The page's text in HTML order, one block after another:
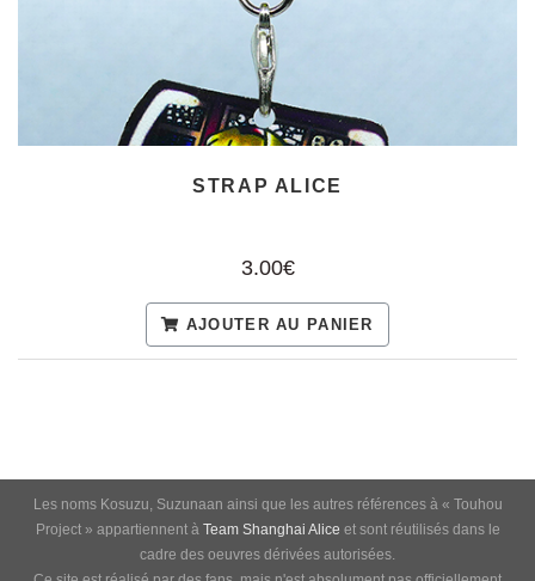
STRAP ALICE
3.00€
AJOUTER AU PANIER
Les noms Kosuzu, Suzunaan ainsi que les autres références à « Touhou
Project » appartiennent à Team Shanghai Alice et sont réutilisés dans le
cadre des oeuvres dérivées autorisées.